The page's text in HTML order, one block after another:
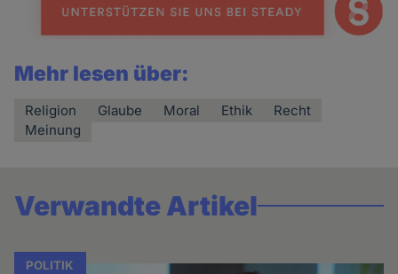
Mehr lesen über:
Religion Glaube Moral Ethik
Recht
Meinung
Verwandte Artikel
POLITIK